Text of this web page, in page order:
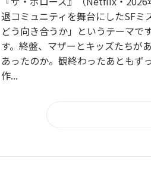
退コミュニティを舞台にしたSF
どう向き合うか」というテーマで
す。終盤、マザーとキッズたちが
あったのか。観終わったあともず
作...